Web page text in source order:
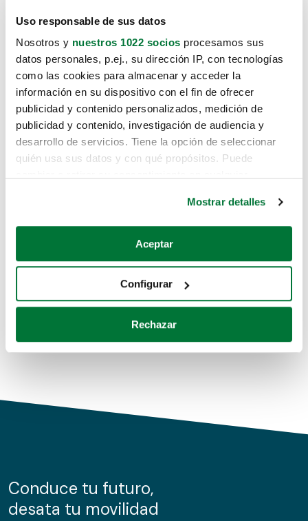
Uso responsable de sus datos
Nosotros y nuestros 1022 socios procesamos sus
datos personales, p.ej., su dirección IP, con tecnologías
como las cookies para almacenar y acceder la
información en su dispositivo con el fin de ofrecer
publicidad y contenido personalizados, medición de
publicidad y contenido, investigación de audiencia y
desarrollo de servicios. Tiene la opción de seleccionar
quién usa sus datos y con qué propósitos. Puede
Si lo permite, también quisiéramos:
Recopilar información sobre su ubicación geográfica
Identificar su dispositivo analizándolo activamente
para buscar características específicas (huellas
Obtenga más información sobre cómo se procesan sus
de cookies.
información sobre el uso que haga del sitio web con
nuestros partners de redes sociales, publicidad y análisis
Mostrar detalles
Aceptar
Configurar
Rechazar
Lo sentimos, no sabemos como
te hemos traido hasta aquí.
Pero puedes encontrar el coche que estás
buscando en alguno de estos enlaces:
Coches de segunda mano
Coches de km0
Conduce tu futuro,
desata tu movilidad